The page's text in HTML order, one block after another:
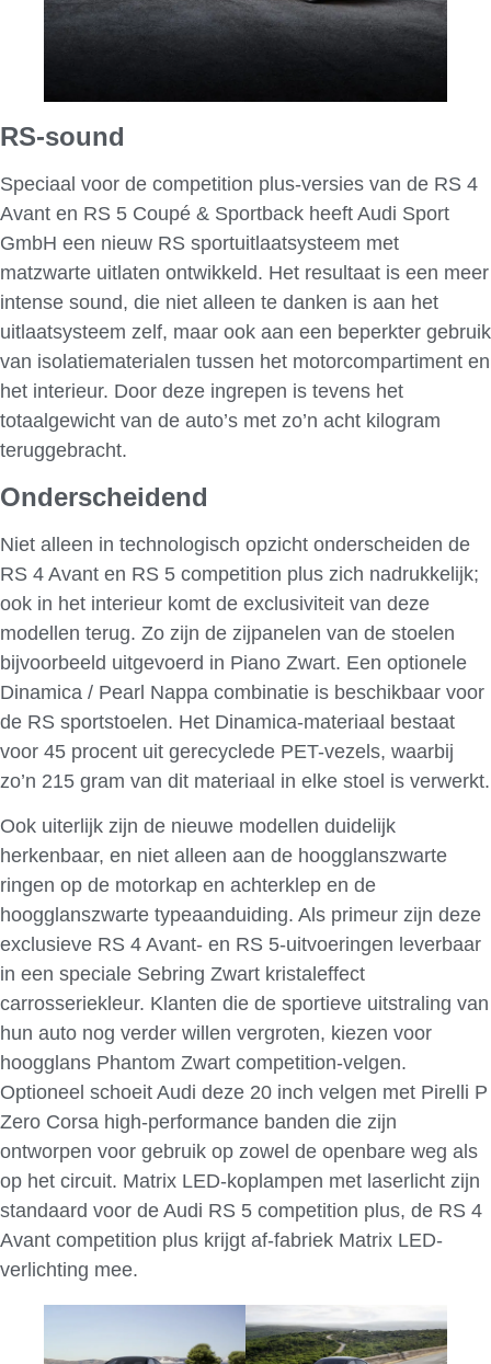
RS-sound
Speciaal voor de competition plus-versies van de RS 4
Avant en RS 5 Coupé & Sportback heeft Audi Sport
GmbH een nieuw RS sportuitlaatsysteem met
matzwarte uitlaten ontwikkeld. Het resultaat is een meer
intense sound, die niet alleen te danken is aan het
uitlaatsysteem zelf, maar ook aan een beperkter gebruik
van isolatiematerialen tussen het motorcompartiment en
het interieur. Door deze ingrepen is tevens het
totaalgewicht van de auto’s met zo’n acht kilogram
teruggebracht.
Onderscheidend
Niet alleen in technologisch opzicht onderscheiden de
RS 4 Avant en RS 5 competition plus zich nadrukkelijk;
ook in het interieur komt de exclusiviteit van deze
modellen terug. Zo zijn de zijpanelen van de stoelen
bijvoorbeeld uitgevoerd in Piano Zwart. Een optionele
Dinamica / Pearl Nappa combinatie is beschikbaar voor
de RS sportstoelen. Het Dinamica-materiaal bestaat
voor 45 procent uit gerecyclede PET-vezels, waarbij
zo’n 215 gram van dit materiaal in elke stoel is verwerkt.
Ook uiterlijk zijn de nieuwe modellen duidelijk
herkenbaar, en niet alleen aan de hoogglanszwarte
ringen op de motorkap en achterklep en de
hoogglanszwarte typeaanduiding. Als primeur zijn deze
exclusieve RS 4 Avant- en RS 5-uitvoeringen leverbaar
in een speciale Sebring Zwart kristaleffect
carrosseriekleur. Klanten die de sportieve uitstraling van
hun auto nog verder willen vergroten, kiezen voor
hoogglans Phantom Zwart competition-velgen.
Optioneel schoeit Audi deze 20 inch velgen met Pirelli P
Zero Corsa high-performance banden die zijn
ontworpen voor gebruik op zowel de openbare weg als
op het circuit. Matrix LED-koplampen met laserlicht zijn
standaard voor de Audi RS 5 competition plus, de RS 4
Avant competition plus krijgt af-fabriek Matrix LED-
verlichting mee.